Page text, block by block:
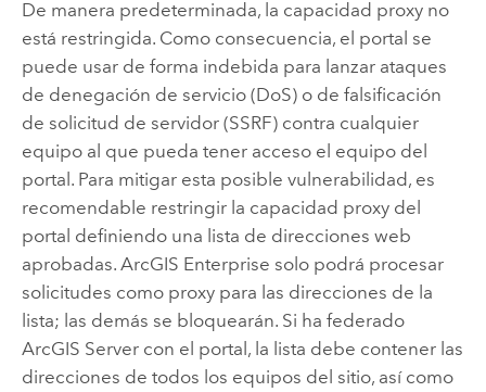
De manera predeterminada, la capacidad proxy no
está restringida. Como consecuencia, el portal se
puede usar de forma indebida para lanzar ataques
de denegación de servicio (DoS) o de falsificación
de solicitud de servidor (SSRF) contra cualquier
equipo al que pueda tener acceso el equipo del
portal. Para mitigar esta posible vulnerabilidad, es
recomendable restringir la capacidad proxy del
portal definiendo una lista de direcciones web
aprobadas. ArcGIS Enterprise solo podrá procesar
solicitudes como proxy para las direcciones de la
lista; las demás se bloquearán. Si ha federado
ArcGIS Servercon el portal, la lista debe contener las
direcciones de todos los equipos del sitio, así como